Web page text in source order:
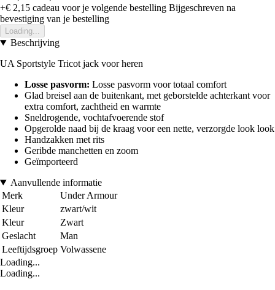
+€ 2,15 cadeau voor je volgende bestelling Bijgeschreven na
bevestiging van je bestelling
Loading...
Beschrijving
UA Sportstyle Tricot jack voor heren
Losse pasvorm: Losse pasvorm voor totaal comfort
Glad breisel aan de buitenkant, met geborstelde achterkant voor
extra comfort, zachtheid en warmte
Sneldrogende, vochtafvoerende stof
Opgerolde naad bij de kraag voor een nette, verzorgde look look
Handzakken met rits
Geribde manchetten en zoom
Geïmporteerd
Aanvullende informatie
Merk
Under Armour
Kleur
zwart/wit
Kleur
Zwart
Geslacht
Man
Leeftijdsgroep Volwassene
Loading...
Loading...